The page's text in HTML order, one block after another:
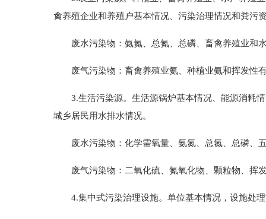
禽养殖企业和养殖户基本情况、污染治理情况和粪污
废水污染物：氨氮、总氮、总磷、畜禽养殖业和
废气污染物：畜禽养殖业氨、种植业氨和挥发性
3.生活污染源。生活源锅炉基本情况、能源消耗情
城乡居民用水排水情况。
废水污染物：化学需氧量、氨氮、总氮、总磷、
废气污染物：二氧化硫、氮氧化物、颗粒物、挥
4.集中式污染治理设施。单位基本情况，设施处理